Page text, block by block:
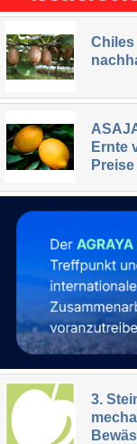
Ernte
3.